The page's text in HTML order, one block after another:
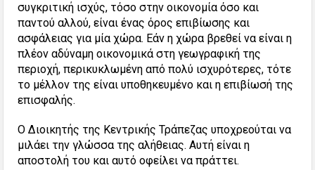
συγκριτική ισχύς, τόσο στην οικονομία όσο και
παντού αλλού, είναι ένας όρος επιβίωσης και
ασφάλειας για μία χώρα. Εάν η χώρα βρεθεί να είναι η
πλέον αδύναμη οικονομικά στη γεωγραφική της
περιοχή, περικυκλωμένη από πολύ ισχυρότερες, τότε
το μέλλον της είναι υποθηκευμένο και η επιβίωσή της
επισφαλής.
Ο Διοικητής της Κεντρικής Τράπεζας υποχρεούται να
μιλάει την γλώσσα της αλήθειας. Αυτή είναι η
αποστολή του και αυτό οφείλει να πράττει.